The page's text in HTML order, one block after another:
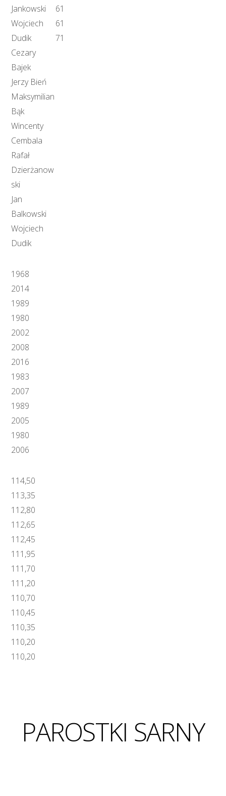
Jankowski
Wojciech
Dudik
Cezary
Bajek
Jerzy Bień
Maksymilian
Bąk
Wincenty
Cembala
Rafał
Dzierżanow
ski
Jan
Balkowski
Wojciech
Dudik
61
61
71
1968
2014
1989
1980
2002
2008
2016
1983
2007
1989
2005
1980
2006
114,50
113,35
112,80
112,65
112,45
111,95
111,70
111,20
110,70
110,45
110,35
110,20
110,20
PAROSTKI SARNY